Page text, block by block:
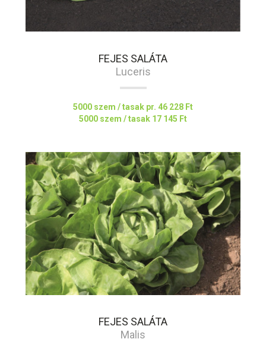
FEJES SALÁTA
Luceris
5000 szem / tasak pr. 46 228 Ft
5000 szem / tasak 17 145 Ft
FEJES SALÁTA
Malis